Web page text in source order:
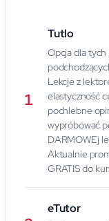
1
Tutlo
Opcja dla tych
Lekcje z
elastyczność
pochlebne
wypróbować
DARMOWEj
Aktualnie
GRATIS do
eTutor